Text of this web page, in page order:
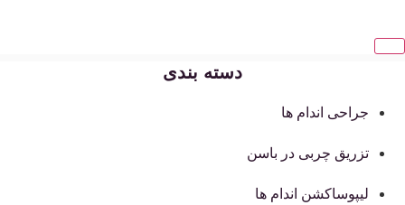
دسته بندی
جراحی اندام ها
تزریق چربی در باسن
لیپوساکشن اندام ها